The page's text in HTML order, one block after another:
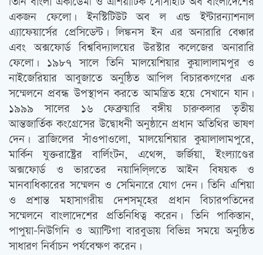
একজন ফেলো। ইনস্টিটিউট অব ল এন্ড ইন্টারন্যাশনাল
এ্যাফেয়ার্সের প্রেসিডেন্ট। লিঙ্কনস ইন এর অনারারি বেঞ্চার
এবং অক্সফোর্ড বিশ্ববিদ্যালয়ের উরস্টার কলেজের অনারারি
ফেলো। ১৯৮৭ সালে তিনি মালয়েশিয়ার কুয়ালালামপুর ও
নাইজেরিয়ার আবুজাতে অনুষ্ঠিত আপিল বিচারকগণের এক
সম্মেলনে প্রবন্ধ উপস্থাপন করতে আমন্ত্রিত হয়ে সেখানে যান।
১৯৯৯ সালের ১৬ ফেব্রুয়ারি বঙ্গীয় চারুকলার তৃতীয়
আন্তজার্তিক কংগ্রেসের উদ্বোধনী অনুষ্ঠানে প্রধান অতিথির ভাষণ
দেন। ব্রাজিলের সাঁওপাওলো, মালয়েশিয়ার কুয়ালালামপুরে,
মার্কিন যুক্তরাষ্ট্রের বার্লিংটন, এথেন্স, জর্জিয়া, ইংল্যাণ্ডের
অক্সফোর্ড ও ভারতের নয়াদিলি্লতে আইন বিষয়ক ও
মানবাধিকারের সম্মেলন ও সেমিনারে যোগ দেন। তিনি এশিয়া
ও প্রশান্ত মহাসাগরীয় দেশসমূহের প্রধান বিচারপতিদের
সম্মেলনে বাংলাদেশের প্রতিনিধিত্ব করেন। তিনি পাকিস্তান,
পাপুয়া-নিউগিনি ও অ্যান্টিগা বারবুডায় বিভিন্ন সময়ে অনুষ্ঠিত
সাধারণ নির্বাচন পর্যবেক্ষণ করেন।